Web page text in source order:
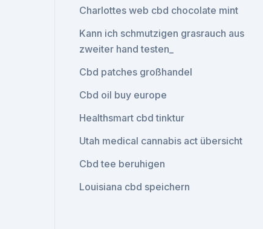
Charlottes web cbd chocolate mint
Kann ich schmutzigen grasrauch aus
zweiter hand testen_
Cbd patches großhandel
Cbd oil buy europe
Healthsmart cbd tinktur
Utah medical cannabis act übersicht
Cbd tee beruhigen
Louisiana cbd speichern